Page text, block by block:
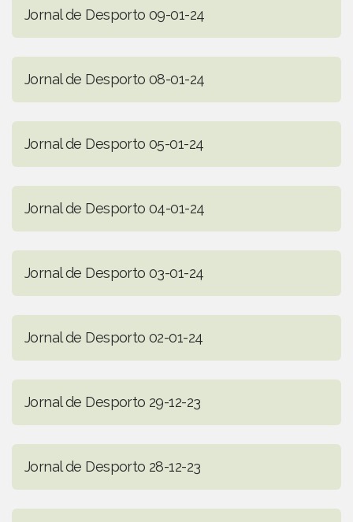
Jornal de Desporto 09-01-24
Jornal de Desporto 08-01-24
Jornal de Desporto 05-01-24
Jornal de Desporto 04-01-24
Jornal de Desporto 03-01-24
Jornal de Desporto 02-01-24
Jornal de Desporto 29-12-23
Jornal de Desporto 28-12-23